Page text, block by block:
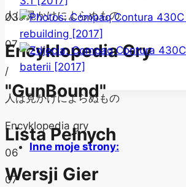
人は見かけによらぬもの
Encyklopedia Gry
"GunBound"
Encyklopedia gry
06
07
03
07
/
人は見かけによらぬもの
Lista Pełnych
Wersji Gier
Inne moje strony: